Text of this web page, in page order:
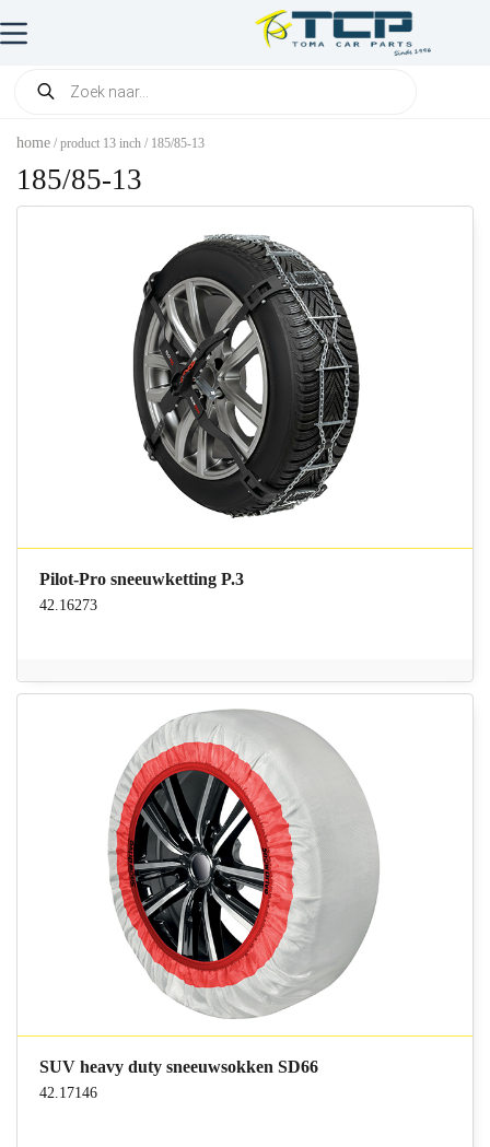
home / product 13 inch / 185/85-13
185/85-13
Pilot-Pro sneeuwketting P.3
42.16273
SUV heavy duty sneeuwsokken SD66
42.17146